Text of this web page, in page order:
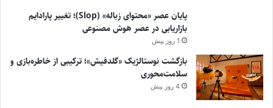
پایان عصر «محتوای زباله» (Slop)؛ تغییر پارادایم
بازاریابی در عصر هوش مصنوعی
1 روز پیش
بازگشت نوستالژیک «گلدفیش»؛ ترکیبی از خاطره‌بازی و
سلامت‌محوری
4 روز پیش